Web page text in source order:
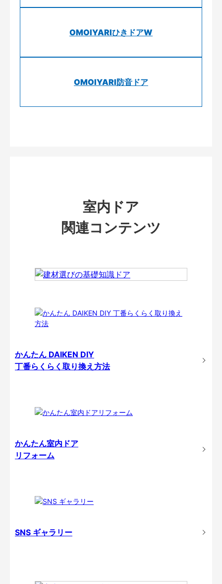
OMOIYARIひきドアW
OMOIYARI防音ドア
室内ドア
関連コンテンツ
かんたん DAIKEN DIY
丁番らくらく取り換え方法
かんたん室内ドア
リフォーム
SNS ギャラリー